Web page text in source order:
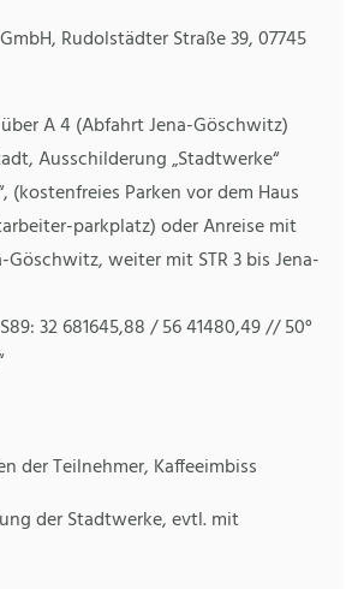
Rudolstädter Straße 39, 07745
A 4 (Abfahrt Jena-Göschwitz)
Ausschilderung „Stadtwerke“
(kostenfreies Parken vor dem Haus
parkplatz) oder Anreise mit
Göschwitz, weiter mit STR 3 bis Jena-
32 681645,88 / 56 41480,49 // 50°
der Teilnehmer, Kaffeeimbiss
der Stadtwerke, evtl. mit